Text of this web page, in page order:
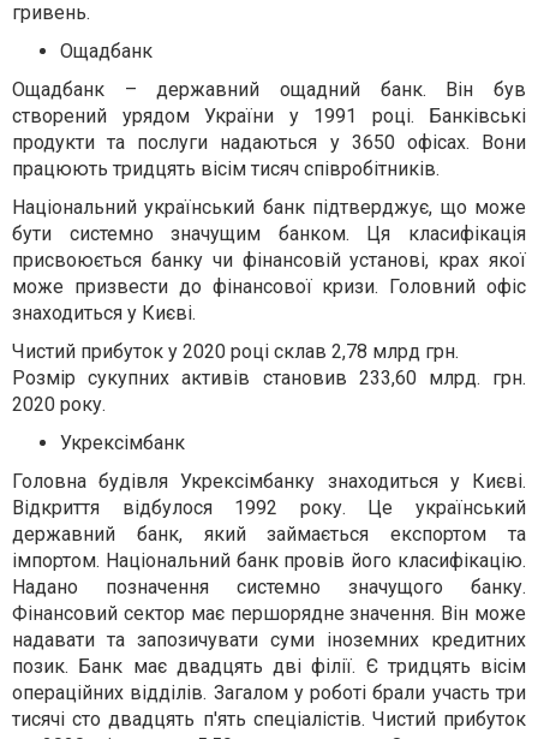
гривень.
Ощадбанк
Ощадбанк – державний ощадний банк. Він був
створений урядом України у 1991 році. Банківські
продукти та послуги надаються у 3650 офісах. Вони
працюють тридцять вісім тисяч співробітників.
Національний український банк підтверджує, що може
бути системно значущим банком. Ця класифікація
присвоюється банку чи фінансовій установі, крах якої
може призвести до фінансової кризи. Головний офіс
знаходиться у Києві.
Чистий прибуток у 2020 році склав 2,78 млрд грн.
Розмір сукупних активів становив 233,60 млрд. грн.
2020 року.
Укрексімбанк
Головна будівля Укрексімбанку знаходиться у Києві.
Відкриття відбулося 1992 року. Це український
державний банк, який займається експортом та
імпортом. Національний банк провів його класифікацію.
Надано позначення системно значущого банку.
Фінансовий сектор має першорядне значення. Він може
надавати та запозичувати суми іноземних кредитних
позик. Банк має двадцять дві філії. Є тридцять вісім
операційних відділів. Загалом у роботі брали участь три
тисячі сто двадцять п'ять спеціалістів. Чистий прибуток